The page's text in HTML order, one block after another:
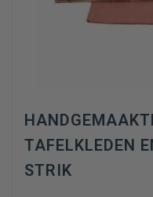
TAFELKLEDEN
STRIK